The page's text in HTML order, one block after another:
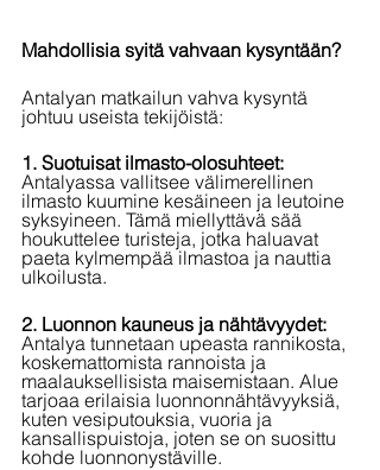
Mahdollisia syitä vahvaan kysyntään?
Antalyan matkailun vahva kysyntä
johtuu useista tekijöistä:
1. Suotuisat ilmasto-olosuhteet:
Antalyassa vallitsee välimerellinen
ilmasto kuumine kesäineen ja leutoine
syksyineen. Tämä miellyttävä sää
houkuttelee turisteja, jotka haluavat
paeta kylmempää ilmastoa ja nauttia
ulkoilusta.
2. Luonnon kauneus ja nähtävyydet:
Antalya tunnetaan upeasta rannikosta,
koskemattomista rannoista ja
maalauksellisista maisemistaan. Alue
tarjoaa erilaisia luonnonnähtävyyksiä,
kuten vesiputouksia, vuoria ja
kansallispuistoja, joten se on suosittu
kohde luonnonystäville.